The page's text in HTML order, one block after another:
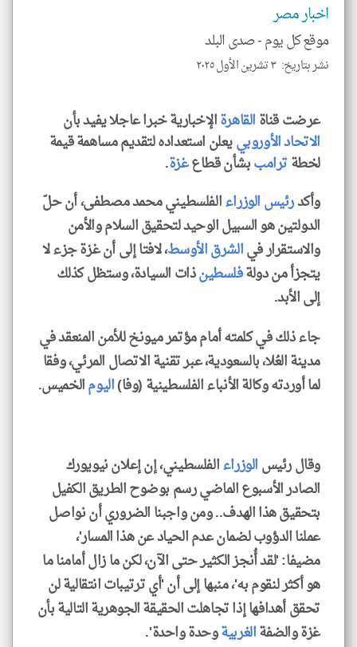
اخبار مصر
موقع كل يوم -صدى البلد
نشر بتاريخ: ٣ تشرين الأول ٢٠٢٥
عرضت قناةالقاهرةالإخبارية خبرا عاجلا يفيد بأن
الاتحاد الأوروبييعلن استعداده لتقديم مساهمة قيمة
لخطةترامببشأن قطاعغزة.
وأكدرئيس الوزراءالفلسطيني محمد مصطفى، أن حلّ
الدولتين هو السبيل الوحيد لتحقيق السلام والأمن
والاستقرار فيالشرق الأوسط، لافتا إلى أن غزة جزء لا
يتجزأ من دولةفلسطينذات السيادة، وستظل كذلك
إلى الأبد.
جاء ذلك في كلمته أمام مؤتمر ميونخ للأمن المنعقد في
مدينة العُلا، بالسعودية، عبر تقنية الاتصال المرئي، وفقا
لما أوردته وكالة الأنباء الفلسطينية (وفا)اليومالخميس.
وقال رئيسالوزراءالفلسطيني، إن إعلان نيويورك
الصادر الأسبوع الماضي رسم بوضوح الطريق الكفيل
بتحقيق هذا الهدف.. ومن واجبنا الضروري أن نواصل
عملنا الدؤوب لضمان عدم الحياد عن هذا المسار'،
مضيفا: 'لقد أُنجز الكثير حتى الآن، لكن ما زال أمامنا ما
هو أكثر لنقوم به'، منبها إلى أن 'أي ترتيبات انتقالية لن
تحقق أهدافها إذا تجاهلت الحقيقة الجوهرية التالية بأن
غزة والضفةالغربيةوحدة واحدة'.
klyoum.com